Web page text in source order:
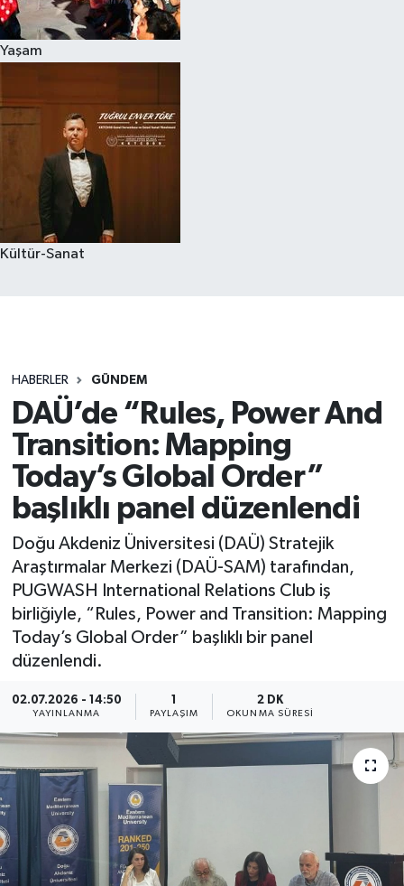
Yaşam
Kültür-Sanat
HABERLER GÜNDEM
DAÜ’de “Rules, Power And
Transition: Mapping
Today’s Global Order”
başlıklı panel düzenlendi
Doğu Akdeniz Üniversitesi (DAÜ) Stratejik
Araştırmalar Merkezi (DAÜ-SAM) tarafından,
PUGWASH International Relations Club iş
birliğiyle, “Rules, Power and Transition: Mapping
Today’s Global Order” başlıklı bir panel
düzenlendi.
02.07.2026 - 14:50
YAYINLANMA
1
PAYLAŞIM
2 DK
OKUNMA SÜRESI